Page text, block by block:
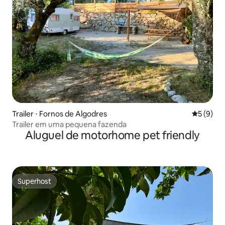
Trailer ⋅ Fornos de Algodres 5 de
5 (9)
Trailer em uma pequena fazenda
Aluguel de motorhome pet friendly
Superhost
Superhost